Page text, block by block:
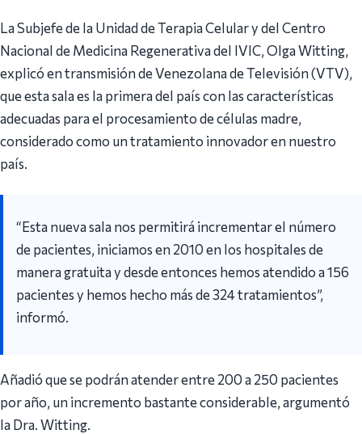
La Subjefe de la Unidad de Terapia Celular y del Centro
Nacional de Medicina Regenerativa del IVIC, Olga Witting,
explicó en transmisión de Venezolana de Televisión (VTV),
que esta sala es la primera del país con las características
adecuadas para el procesamiento de células madre,
considerado como un tratamiento innovador en nuestro
país.
“Esta nueva sala nos permitirá incrementar el número
de pacientes, iniciamos en 2010 en los hospitales de
manera gratuita y desde entonces hemos atendido a 156
pacientes y hemos hecho más de 324 tratamientos”,
informó.
Añadió que se podrán atender entre 200 a 250 pacientes
por año, un incremento bastante considerable, argumentó
la Dra. Witting.